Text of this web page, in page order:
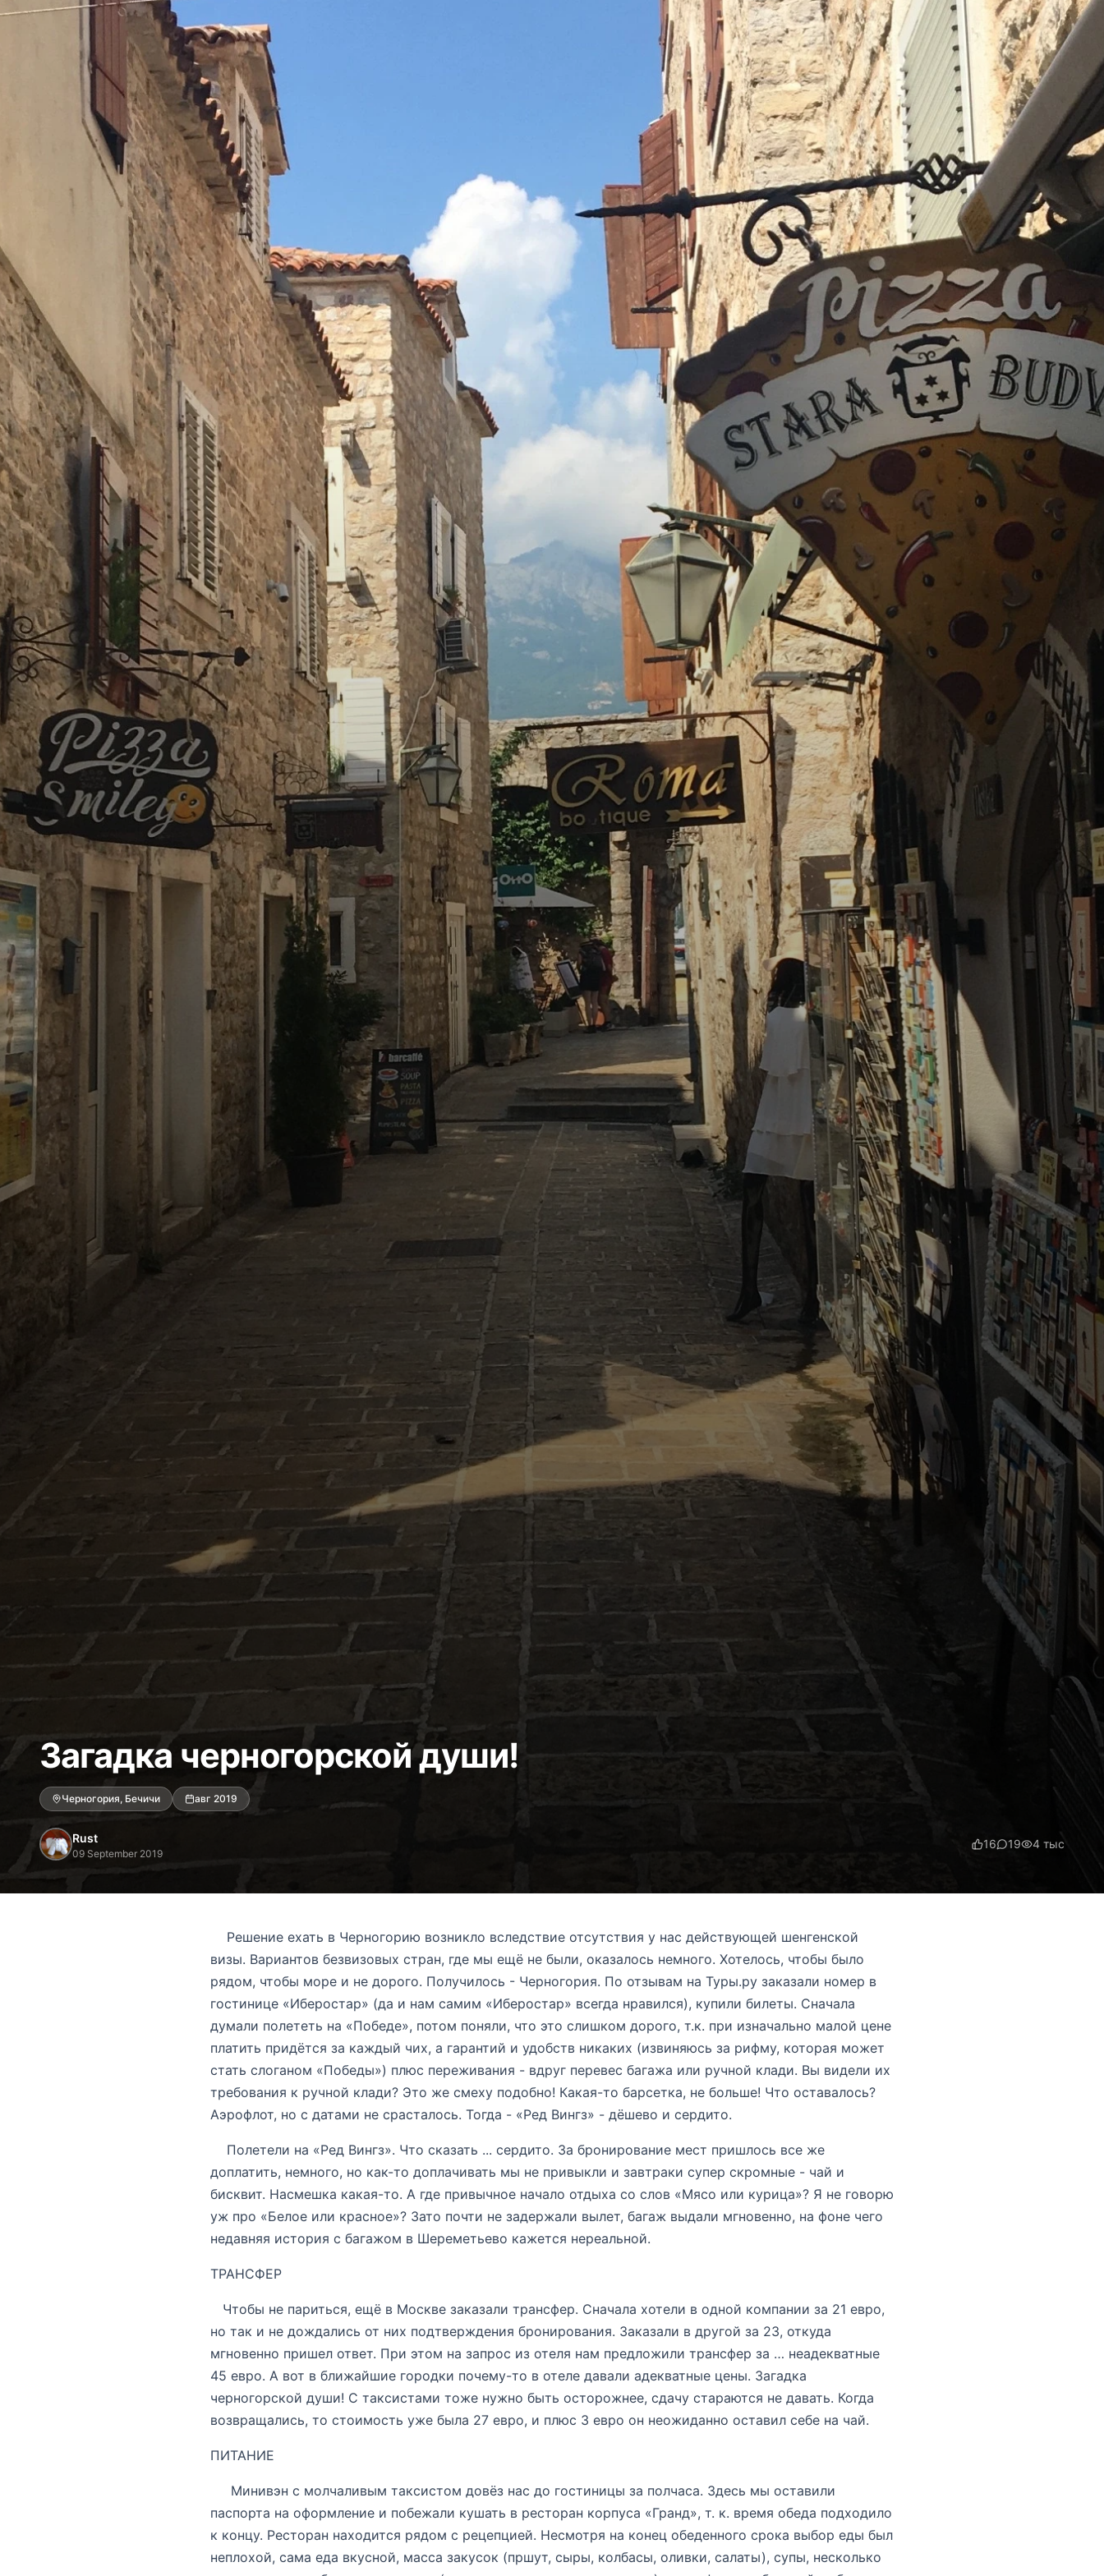
Загадка черногорской души!
Черногория, Бечичи авг 2019
Rust
09 September 2019
16 19 4 тыс
Решение ехать в Черногорию возникло вследствие отсутствия у нас действующей шенгенской
визы. Вариантов безвизовых стран, где мы ещё не были, оказалось немного. Хотелось, чтобы было
рядом, чтобы море и не дорого. Получилось - Черногория. По отзывам на Туры.ру заказали номер в
гостинице «Иберостар» (да и нам самим «Иберостар» всегда нравился), купили билеты. Сначала
думали полететь на «Победе», потом поняли, что это слишком дорого, т.к. при изначально малой цене
платить придётся за каждый чих, а гарантий и удобств никаких (извиняюсь за рифму, которая может
стать слоганом «Победы») плюс переживания - вдруг перевес багажа или ручной клади. Вы видели их
требования к ручной клади? Это же смеху подобно! Какая-то барсетка, не больше! Что оставалось?
Аэрофлот, но с датами не срасталось. Тогда - «Ред Вингз» - дёшево и сердито.
Полетели на «Ред Вингз». Что сказать ... сердито. За бронирование мест пришлось все же
доплатить, немного, но как-то доплачивать мы не привыкли и завтраки супер скромные - чай и
бисквит. Насмешка какая-то. А где привычное начало отдыха со слов «Мясо или курица»? Я не говорю
уж про «Белое или красное»? Зато почти не задержали вылет, багаж выдали мгновенно, на фоне чего
недавняя история с багажом в Шереметьево кажется нереальной.
ТРАНСФЕР
Чтобы не париться, ещё в Москве заказали трансфер. Сначала хотели в одной компании за 21 евро,
но так и не дождались от них подтверждения бронирования. Заказали в другой за 23, откуда
мгновенно пришел ответ. При этом на запрос из отеля нам предложили трансфер за … неадекватные
45 евро. А вот в ближайшие городки почему-то в отеле давали адекватные цены. Загадка
черногорской души! С таксистами тоже нужно быть осторожнее, сдачу стараются не давать. Когда
возвращались, то стоимость уже была 27 евро, и плюс 3 евро он неожиданно оставил себе на чай.
ПИТАНИЕ
Минивэн с молчаливым таксистом довёз нас до гостиницы за полчаса. Здесь мы оставили
паспорта на оформление и побежали кушать в ресторан корпуса «Гранд», т. к. время обеда подходило
к концу. Ресторан находится рядом с рецепцией. Несмотря на конец обеденного срока выбор еды был
неплохой, сама еда вкусной, масса закусок (пршут, сыры, колбасы, оливки, салаты), супы, несколько